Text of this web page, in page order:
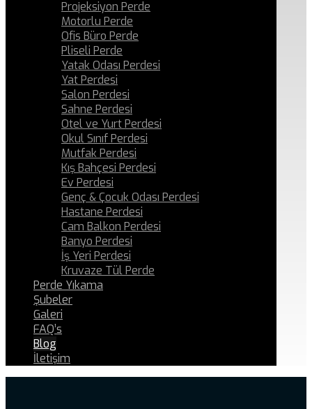
Projeksiyon Perde
Motorlu Perde
Ofis Büro Perde
Pliseli Perde
Yatak Odası Perdesi
Yat Perdesi
Salon Perdesi
Sahne Perdesi
Otel ve Yurt Perdesi
Okul Sınıf Perdesi
Mutfak Perdesi
Kış Bahçesi Perdesi
Ev Perdesi
Genç & Çocuk Odası Perdesi
Hastane Perdesi
Cam Balkon Perdesi
Banyo Perdesi
İş Yeri Perdesi
Kruvaze Tül Perde
Perde Yıkama
Şubeler
Galeri
FAQ’s
Blog
İletişim